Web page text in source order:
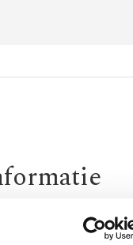
140 x 210/220, 160
220, 200 x 200, 200 x